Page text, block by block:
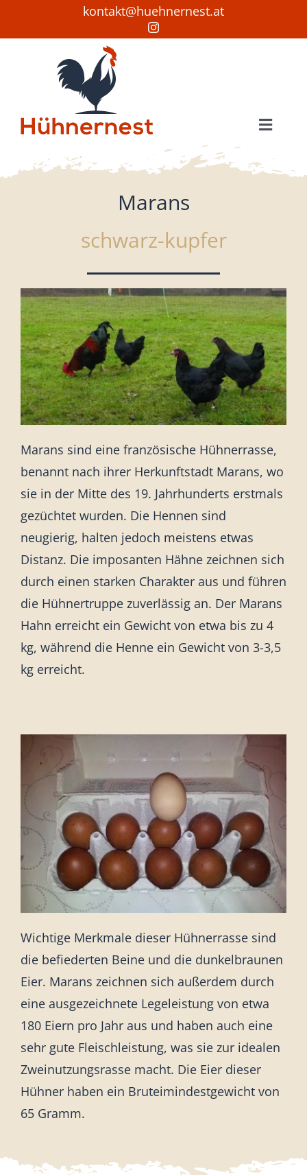
kontakt@huehnernest.at
Toggle
Startseite
Wissenswertes
Sonstiges
Marans
schwarz-kupfer
Marans sind eine französische Hühnerrasse,
benannt nach ihrer Herkunftstadt Marans, wo
sie in der Mitte des 19. Jahrhunderts erstmals
gezüchtet wurden. Die Hennen sind
neugierig, halten jedoch meistens etwas
Distanz. Die imposanten Hähne zeichnen sich
durch einen starken Charakter aus und führen
die Hühnertruppe zuverlässig an. Der Marans
Hahn erreicht ein Gewicht von etwa bis zu 4
kg, während die Henne ein Gewicht von 3-3,5
kg erreicht.
Wichtige Merkmale dieser Hühnerrasse sind
die befiederten Beine und die dunkelbraunen
Eier. Marans zeichnen sich außerdem durch
eine ausgezeichnete Legeleistung von etwa
180 Eiern pro Jahr aus und haben auch eine
sehr gute Fleischleistung, was sie zur idealen
Zweinutzungsrasse macht. Die Eier dieser
Hühner haben ein Bruteimindestgewicht von
65 Gramm.